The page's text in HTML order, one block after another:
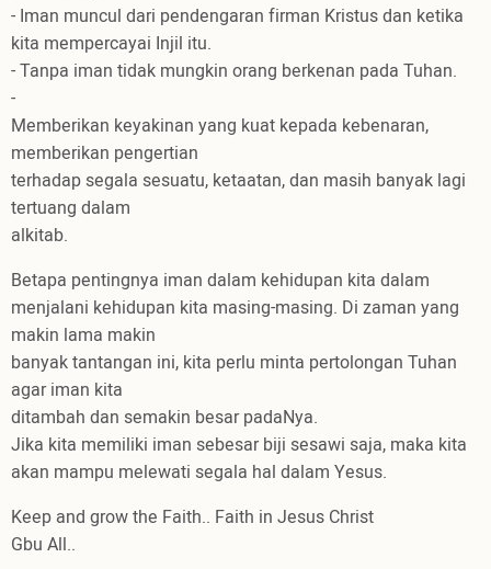
- Iman muncul dari pendengaran firman Kristus dan ketika
kita mempercayai Injil itu.
- Tanpa iman tidak mungkin orang berkenan pada Tuhan.
-
Memberikan keyakinan yang kuat kepada kebenaran,
memberikan pengertian
terhadap segala sesuatu, ketaatan, dan masih banyak lagi
tertuang dalam
alkitab.
Betapa pentingnya iman dalam kehidupan kita dalam
menjalani kehidupan kita masing-masing. Di zaman yang
makin lama makin
banyak tantangan ini, kita perlu minta pertolongan Tuhan
agar iman kita
ditambah dan semakin besar padaNya.
Jika kita memiliki iman sebesar biji sesawi saja, maka kita
akan mampu melewati segala hal dalam Yesus.
Keep and grow the Faith.. Faith in Jesus Christ
Gbu All..